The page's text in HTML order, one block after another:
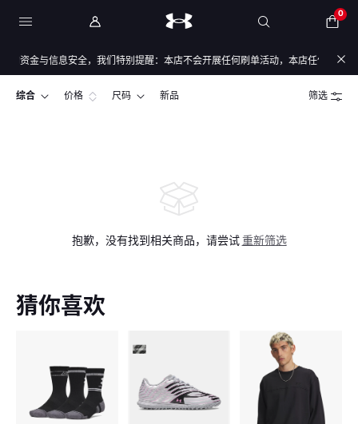
0
的资金与信息安全，我们特别提醒：本店不会开展任何刷单活动，本店任何售后/
综合 价格 尺码 新品 筛选
抱歉，没有找到相关商品，请尝试 重新筛选
猜你喜欢